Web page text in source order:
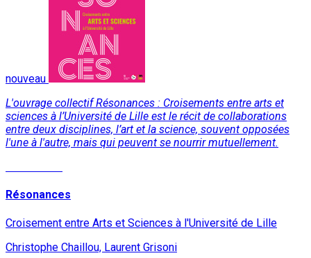
nouveau
L'ouvrage collectif Résonances : Croisements entre arts et
sciences à l’Université de Lille est le récit de collaborations
entre deux disciplines, l’art et la science, souvent opposées
l'une à l'autre, mais qui peuvent se nourrir mutuellement.
Résonances
Croisement entre Arts et Sciences à l'Université de Lille
Christophe Chaillou, Laurent Grisoni